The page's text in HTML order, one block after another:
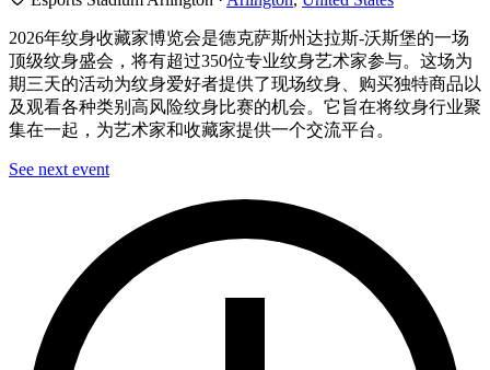
2026年纹身收藏家博览会是德克萨斯州达拉斯-沃斯堡的一场
顶级纹身盛会，将有超过350位专业纹身艺术家参与。这场为
期三天的活动为纹身爱好者提供了现场纹身、购买独特商品以
及观看各种类别高风险纹身比赛的机会。它旨在将纹身行业聚
集在一起，为艺术家和收藏家提供一个交流平台。
See next event